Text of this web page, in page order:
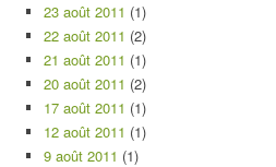
23 août 2011 (1)
22 août 2011 (2)
21 août 2011 (1)
20 août 2011 (2)
17 août 2011 (1)
12 août 2011 (1)
9 août 2011 (1)